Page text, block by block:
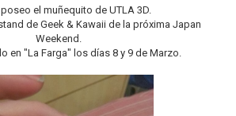
el muñequito de UTLA 3D.
de Geek & Kawaii de la próxima Japan
Weekend.
en "La Farga" los días 8 y 9 de Marzo.